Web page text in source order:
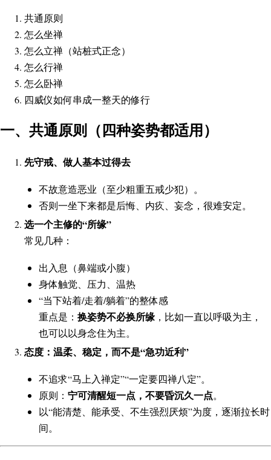
共通原则
怎么坐禅
怎么立禅（站桩式正念）
怎么行禅
怎么卧禅
四威仪如何串成一整天的修行
一、共通原则（四种姿势都适用）
先守戒、做人基本过得去
不故意造恶业（至少粗重五戒少犯）。
否则一坐下来都是后悔、内疚、妄念，很难安定。
选一个主修的“所缘”
常见几种：
出入息（鼻端或小腹）
身体触觉、压力、温热
“当下站着/走着/躺着”的整体感
重点是： 换姿势不必换所缘 ，比如一直以呼吸为主，
也可以以身念住为主。
态度：温柔、稳定，而不是“急功近利”
不追求“马上入禅定”“一定要四禅八定”。
原则： 宁可清醒短一点，不要昏沉久一点。
以“能清楚、能承受、不生强烈厌烦”为度，逐渐拉长时
间。